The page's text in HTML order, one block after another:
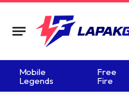
Mobile
Legends
Free
Fire